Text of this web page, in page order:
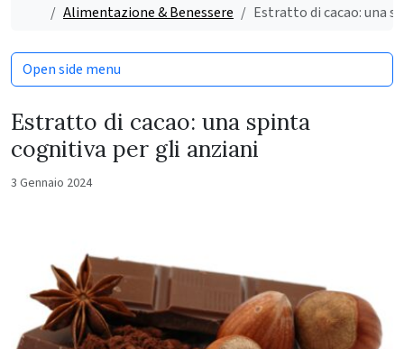
Home
Alimentazione & Benessere Estratto di cacao: una
Estratto di cacao: una spinta
cognitiva per gli anziani
3 Gennaio 2024
Open side menu